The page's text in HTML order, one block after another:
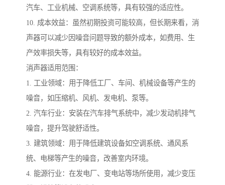
汽车、工业机械、空调系统等，具有较强的适应性。
10. 成本效益：虽然初期投资可能较高，但长期来看，消
声器可以减少因噪音问题导致的额外成本，如费用、生
产效率损失等，具有较好的成本效益。
消声器适用范围：
1. 工业领域：用于降低工厂、车间、机械设备等产生的
噪音，如压缩机、风机、发电机、泵等。
2. 汽车行业：安装在汽车排气系统中，减少发动机排气
噪音，提升驾驶舒适性。
3. 建筑领域：用于降低建筑设备如空调系统、通风系
统、电梯等产生的噪音，改善室内环境。
4. 能源行业：在发电厂、变电站等场所使用，减少变压